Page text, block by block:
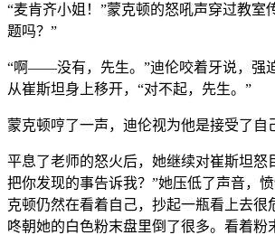
“麦肯齐小姐！”蒙克顿的怒吼声穿过教室
题吗？”
“啊——没有，先生。”迪伦咬着牙说，强
从崔斯坦身上移开，“对不起，先生。”
蒙克顿哼了一声，迪伦视为他是接受了自
平息了老师的怒火后，她继续对崔斯坦怒
把你发现的事告诉我？”她压低了声音，
克顿仍然在看着自己，抄起一瓶看上去很
咚朝她的白色粉末盘里倒了很多。看着粉